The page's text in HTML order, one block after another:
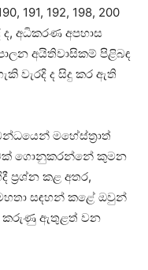
191, 192, 198, 200
අධිකරණ අපහාස
අයිතිවාසිකම් පිළිබඳ
වැරදි ද සිදු කර ඇති
මහේස්ත්‍රාත්
ගොනුකරන්නේ කුමන
ප්‍රශ්න කළ අතර,
සඳහන් කළේ ඔවුන්
කරුණු ඇතුළත් වන